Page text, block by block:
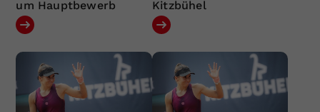
um Hauptbewerb Kitzbühel